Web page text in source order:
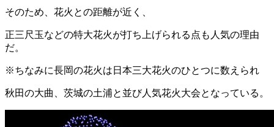
そのため、花火との距離が近く、
正三尺玉などの特大花火が打ち上げられる点も人気の理由
だ。
※ちなみに長岡の花火は日本三大花火のひとつに数えられ
秋田の大曲、茨城の土浦と並び人気花火大会となっている。